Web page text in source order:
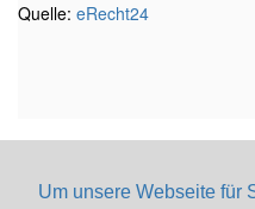
Um unsere Webseite für
Quelle: eRecht24